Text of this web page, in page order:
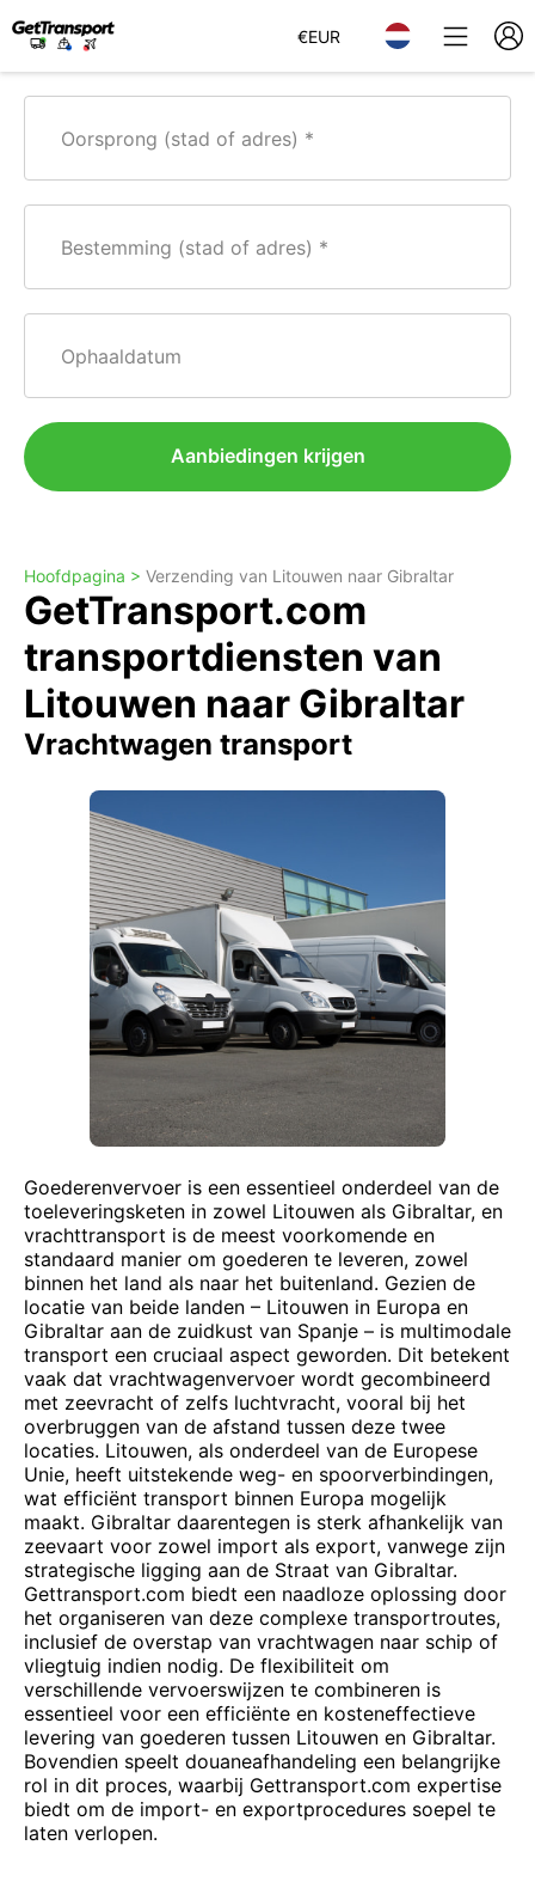
€EUR
Oorsprong (stad of adres)
Bestemming (stad of adres)
Ophaaldatum
Aanbiedingen krijgen
Hoofdpagina > Verzending van Litouwen naar Gibraltar
GetTransport.com
transportdiensten van
Litouwen naar Gibraltar
Vrachtwagen transport
Goederenvervoer is een essentieel onderdeel van de
toeleveringsketen in zowel Litouwen als Gibraltar, en
vrachttransport is de meest voorkomende en
standaard manier om goederen te leveren, zowel
binnen het land als naar het buitenland. Gezien de
locatie van beide landen – Litouwen in Europa en
Gibraltar aan de zuidkust van Spanje – is multimodale
transport een cruciaal aspect geworden. Dit betekent
vaak dat vrachtwagenvervoer wordt gecombineerd
met zeevracht of zelfs luchtvracht, vooral bij het
overbruggen van de afstand tussen deze twee
locaties. Litouwen, als onderdeel van de Europese
Unie, heeft uitstekende weg- en spoorverbindingen,
wat efficiënt transport binnen Europa mogelijk
maakt. Gibraltar daarentegen is sterk afhankelijk van
zeevaart voor zowel import als export, vanwege zijn
strategische ligging aan de Straat van Gibraltar.
Gettransport.com biedt een naadloze oplossing door
het organiseren van deze complexe transportroutes,
inclusief de overstap van vrachtwagen naar schip of
vliegtuig indien nodig. De flexibiliteit om
verschillende vervoerswijzen te combineren is
essentieel voor een efficiënte en kosteneffectieve
levering van goederen tussen Litouwen en Gibraltar.
Bovendien speelt douaneafhandeling een belangrijke
rol in dit proces, waarbij Gettransport.com expertise
biedt om de import- en exportprocedures soepel te
laten verlopen.